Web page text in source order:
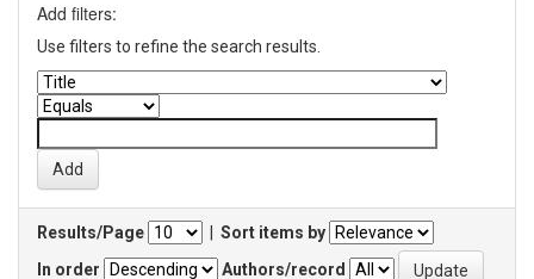
Add filters:
Use filters to refine the search results.
Results/Page
Sort items by
In order
Authors/record